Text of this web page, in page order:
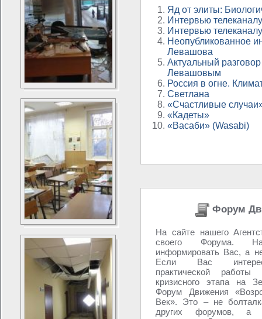
Яд от элиты:
Интервью
Интервью
Неопубликованное
Левашова
Актуальный
Левашовым
Россия в огне.
Светлана
«Счастливые
«Кадеты»
«Васаби» (Wasabi)
Форум
На сайте нашего
своего Форума.
информировать Вас, а
Если Вас
практической
кризисного этапа на
Форум Движения
Век». Это – не
других форумов, а